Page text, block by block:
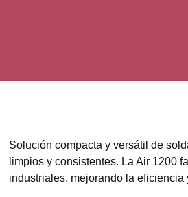
Solución compacta y versátil de
limpios y consistentes. La Air 1200
industriales, mejorando la eficiencia